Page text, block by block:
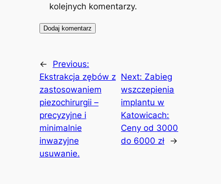
kolejnych komentarzy.
←
Previous:
Ekstrakcja zębów z
zastosowaniem
piezochirurgii –
precyzyjne i
minimalnie
inwazyjne
usuwanie.
Next: Zabieg
wszczepienia
implantu w
Katowicach:
Ceny od 3000
do 6000 zł
→